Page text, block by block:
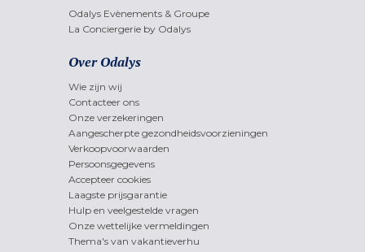
Odalys Evènements & Groupe
La Conciergerie by Odalys
Over Odalys
Wie zijn wij
Contacteer ons
Onze verzekeringen
Aangescherpte gezondheidsvoorzieningen
Verkoopvoorwaarden
Persoonsgegevens
Accepteer cookies
Laagste prijsgarantie
Hulp en veelgestelde vragen
Onze wettelijke vermeldingen
Thema's van vakantieverhu